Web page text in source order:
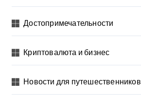
Достопримечательности
Криптовалюта и бизнес
Новости для путешественников